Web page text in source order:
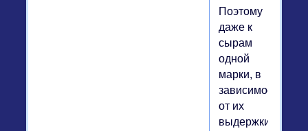
Поэтому
даже к
сырам
одной
марки, в
зависимости
от их
выдержки,